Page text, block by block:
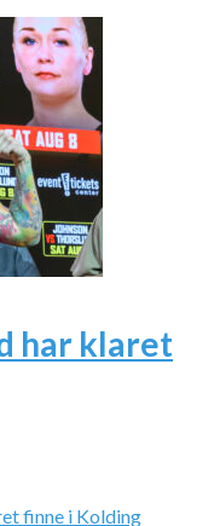
har klaret
finne i Kolding